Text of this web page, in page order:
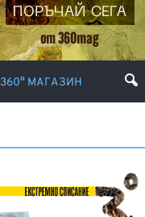
360° МАГАЗИН